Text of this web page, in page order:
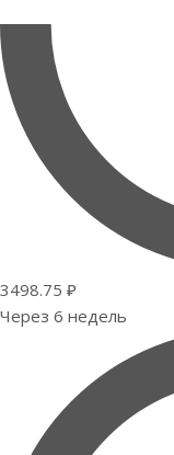
3498.75 ₽
Через 6 недель